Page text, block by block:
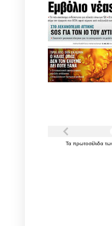
Τα πρωτοσέλιδα